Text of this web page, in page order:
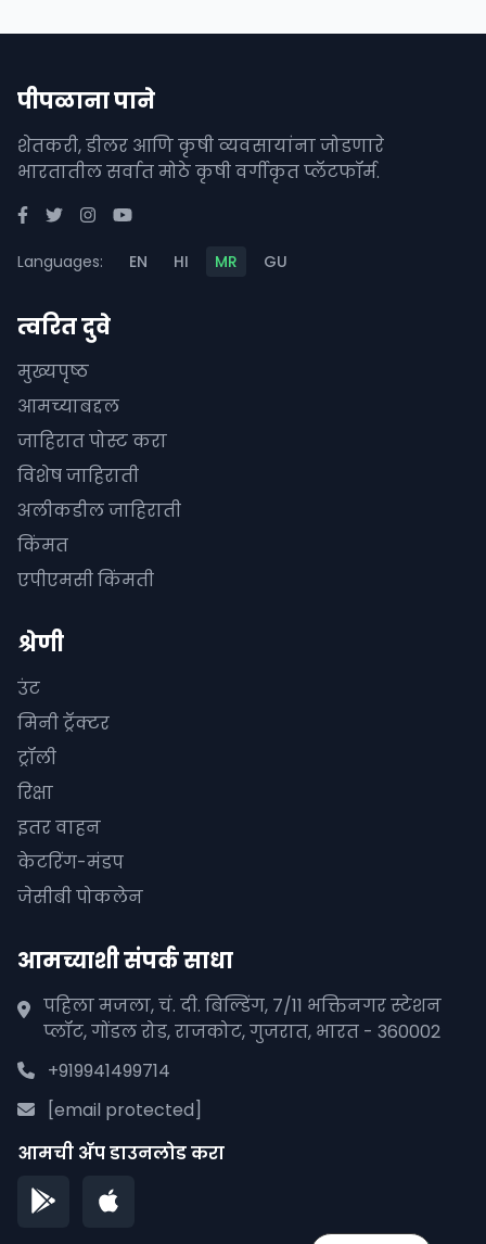
पीपळाना पाने
शेतकरी, डीलर आणि कृषी व्यवसायांना जोडणारे
भारतातील सर्वात मोठे कृषी वर्गीकृत प्लॅटफॉर्म.
Languages: EN HI MR GU
त्वरित दुवे
मुख्यपृष्ठ
आमच्याबद्दल
जाहिरात पोस्ट करा
विशेष जाहिराती
अलीकडील जाहिराती
किंमत
एपीएमसी किंमती
श्रेणी
उंट
मिनी ट्रॅक्टर
ट्रॉली
रिक्षा
इतर वाहन
केटरिंग-मंडप
जेसीबी पोकलेन
आमच्याशी संपर्क साधा
पहिला मजला, चं. दी. बिल्डिंग, 7/11 भक्तिनगर स्टेशन
प्लॉट, गोंडल रोड, राजकोट, गुजरात, भारत - 360002
+919941499714
[email protected]
आमची अ‍ॅप डाउनलोड करा